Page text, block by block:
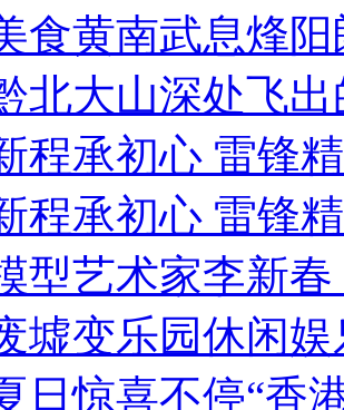
食黄南武息烽
北大山深处飞
程承初心 雷锋
程承初心 雷锋
型艺术家李新
墟变乐园休闲
日惊喜不停“香